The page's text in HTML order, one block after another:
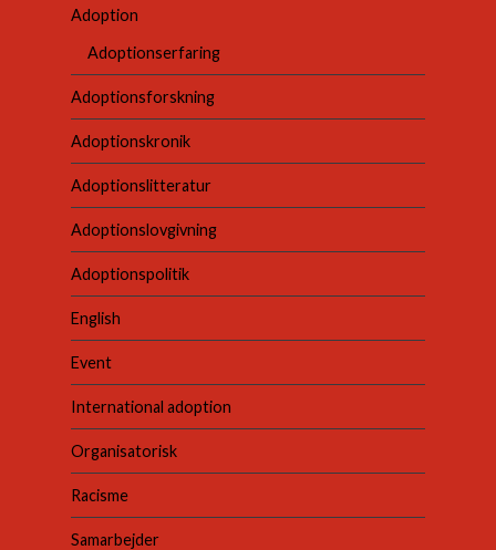
Adoption
Adoptionserfaring
Adoptionsforskning
Adoptionskronik
Adoptionslitteratur
Adoptionslovgivning
Adoptionspolitik
English
Event
International adoption
Organisatorisk
Racisme
Samarbejder